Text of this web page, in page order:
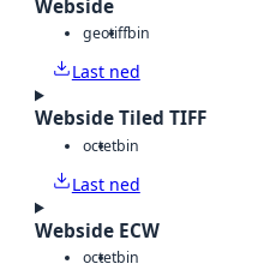
Webside
geotiffbin
Last ned
Webside Tiled TIFF
octetbin
Last ned
Webside ECW
octetbin